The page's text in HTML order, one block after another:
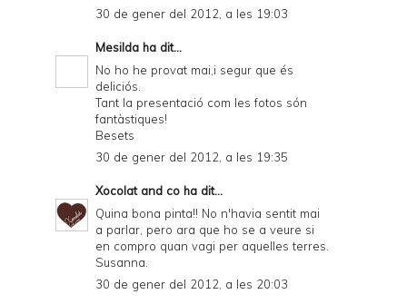
30 de gener del 2012, a les 19:03
Mesilda ha dit...
No ho he provat mai,i segur que és
deliciós.
Tant la presentació com les fotos són
fantàstiques!
Besets
30 de gener del 2012, a les 19:35
Xocolat and co ha dit...
Quina bona pinta!! No n'havia sentit mai
a parlar, pero ara que ho se a veure si
en compro quan vagi per aquelles terres.
Susanna.
30 de gener del 2012, a les 20:03